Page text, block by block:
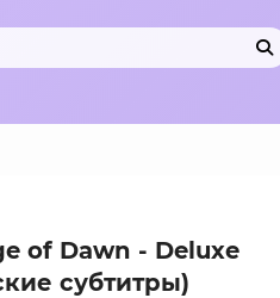
of Dawn - Deluxe
субтитры)